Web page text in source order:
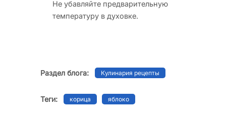
Не убавляйте предварительную
температуру в духовке.
Раздел блога: Кулинария рецепты
Теги: корица яблоко